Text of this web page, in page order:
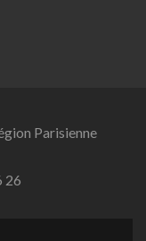
Parisienne
26